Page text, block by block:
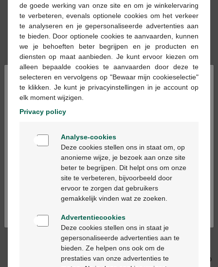
€ 18,83
Nutricia Heparon
Junior Poeder Doos
400gr
€ 4,22
Nestle baby cereals rijst
€ 6,25
koekjesmeel baby 6+
glutenvrij 300g
€ 9,62
Biscuitkruimeltjes
Baby 6-36 Maanden
Maxi Pack 800g
×
Bienvenue
Ga verder in het nederlands
Continuez en français
de goede werking van onze site en om je winkelervaring
te verbeteren, evenals optionele cookies om het verkeer
te analyseren en je gepersonaliseerde advertenties aan
te bieden. Door optionele cookies te aanvaarden, kunnen
we je behoeften beter begrijpen en je producten en
diensten op maat aanbieden. Je kunt ervoor kiezen om
alleen bepaalde cookies te aanvaarden door deze te
selecteren en vervolgens op "Bewaar mijn cookieselectie"
te klikken. Je kunt je privacyinstellingen in je account op
elk moment wijzigen.
Privacy policy
Analyse-cookies
Deze cookies stellen ons in staat om, op
anonieme wijze, je bezoek aan onze site
beter te begrijpen. Dit helpt ons om onze
site te verbeteren, bijvoorbeeld door
ervoor te zorgen dat gebruikers
gemakkelijk vinden wat ze zoeken.
Advertentiecookies
Deze cookies stellen ons in staat je
gepersonaliseerde advertenties aan te
bieden. Ze helpen ons ook om de
prestaties van onze advertenties te